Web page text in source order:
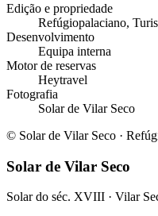
Edição e propriedade
Refúgiopalaciano,
Desenvolvimento
Equipa interna
Motor de reservas
Heytravel
Fotografia
Solar de Vilar Seco
© Solar de Vilar Seco ·
Solar de Vilar Seco
Solar do séc. XVIII · Vilar